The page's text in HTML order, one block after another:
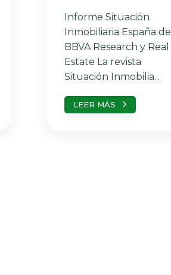
Informe Situación
Inmobiliaria España de
BBVA Research y Real
Estate La revista
Situación Inmobilia...
LEER MÁS